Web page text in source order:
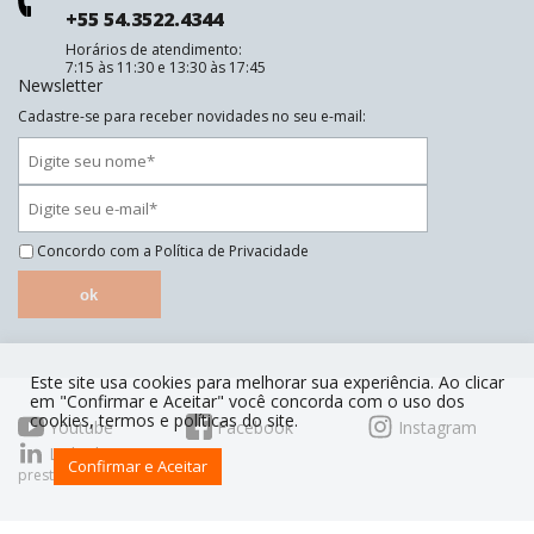
+55 54.3522.4344
Horários de atendimento:
7:15 às 11:30 e 13:30 às 17:45
Newsletter
Cadastre-se para receber novidades no seu e-mail:
Concordo com a Política de Privacidade
ok
Youtube Facebook
Instagram
Linkedin
prestoorganiza.com.br
Este site usa cookies para melhorar sua experiência. Ao clicar
em "Confirmar e Aceitar" você concorda com o uso dos
cookies, termos e políticas do site.
Confirmar e Aceitar